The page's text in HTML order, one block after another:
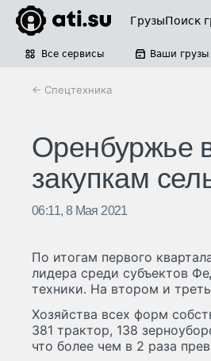
ГрузыПоиск
Все сервисы Ваши грузы
← Спецтехника
Оренбуржье
закупкам
06:11, 8 Мая 2021
По итогам первого
лидера среди субъектов
техники. На втором и
Хозяйства всех форм
381 трактор, 138
что более чем в 2 раза